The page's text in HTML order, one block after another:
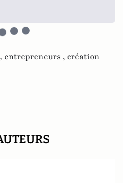
entrepreneurs , création